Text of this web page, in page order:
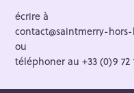
écrire à
contact@saintmerry-
ou
téléphoner au +33 (0)9 72